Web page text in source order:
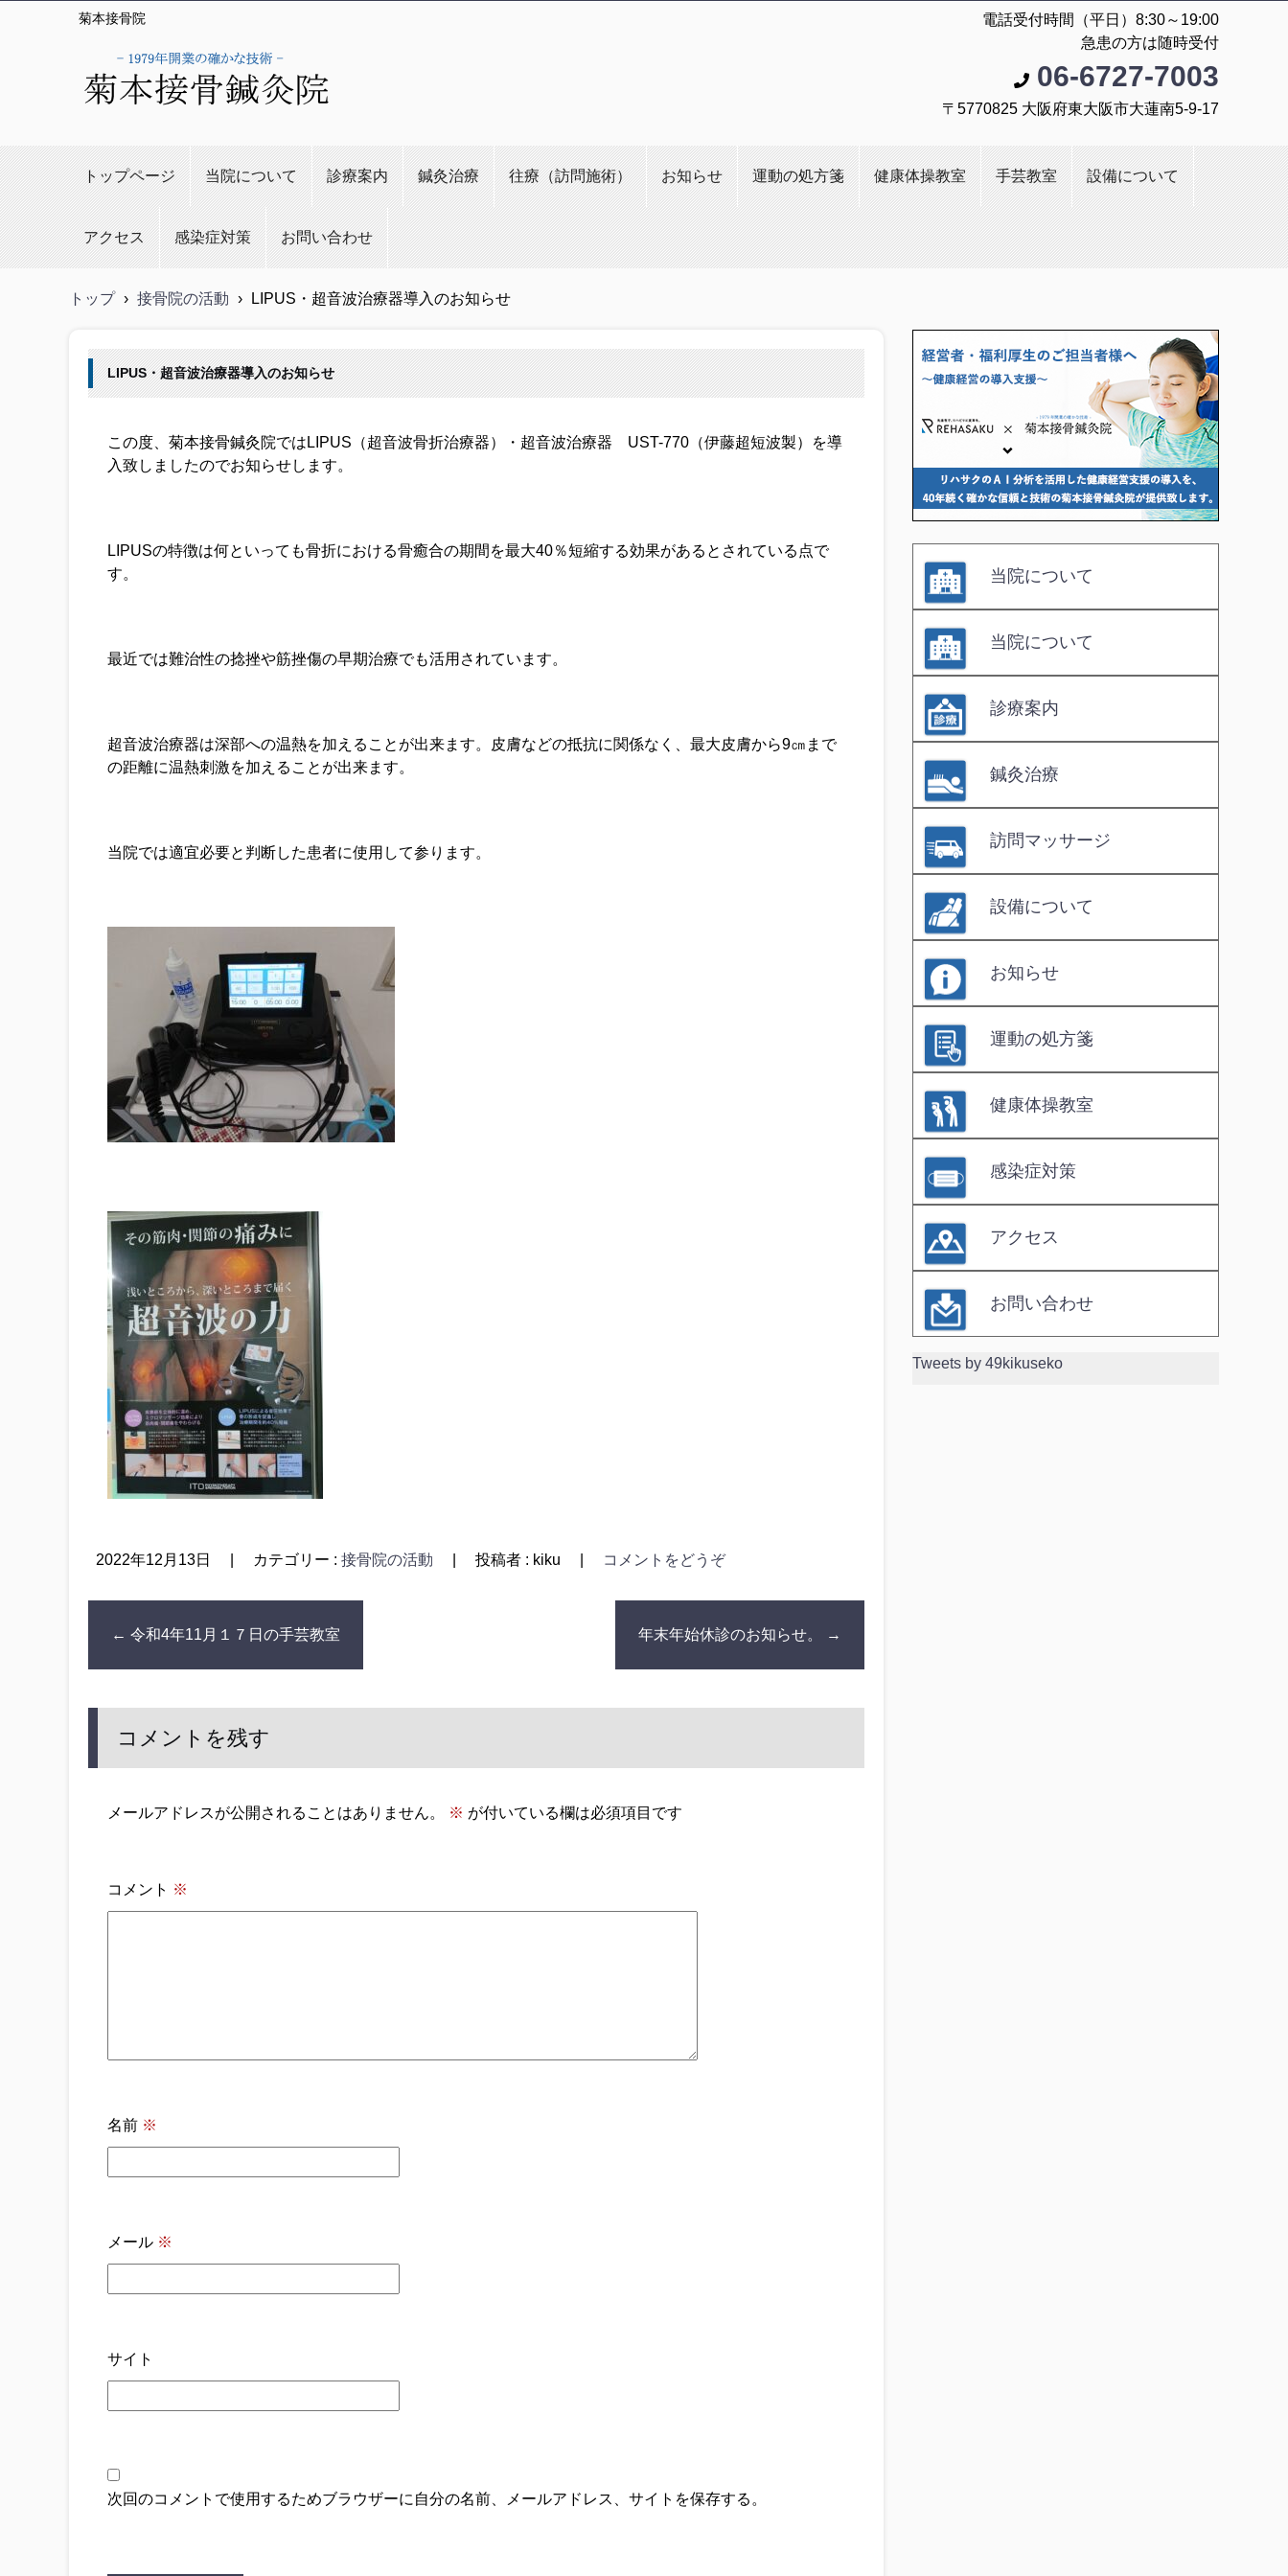
菊本接骨院
電話受付時間（平日）8:30～19:00
急患の方は随時受付
06-6727-7003
〒5770825 大阪府東大阪市大蓮南5-9-17
トップページ 当院について 診療案内 鍼灸治療 往療（訪問施術） お知らせ 運動の処方箋 健康体操教室 手芸教室 設備について
アクセス 感染症対策 お問い合わせ
トップ › 接骨院の活動 › LIPUS・超音波治療器導入のお知らせ
LIPUS・超音波治療器導入のお知らせ
この度、菊本接骨鍼灸院ではLIPUS（超音波骨折治療器）・超音波治療器 UST-770（伊藤超短波製）を導
入致しましたのでお知らせします。
LIPUSの特徴は何といっても骨折における骨癒合の期間を最大40％短縮する効果があるとされている点で
す。
最近では難治性の捻挫や筋挫傷の早期治療でも活用されています。
超音波治療器は深部への温熱を加えることが出来ます。皮膚などの抵抗に関係なく、最大皮膚から9㎝まで
の距離に温熱刺激を加えることが出来ます。
当院では適宜必要と判断した患者に使用して参ります。
2022年12月13日 カテゴリー : 接骨院の活動 投稿者 : kiku コメントをどうぞ
← 令和4年11月１７日の手芸教室 年末年始休診のお知らせ。 →
コメントを残す
メールアドレスが公開されることはありません。 ※ が付いている欄は必須項目です
コメント ※
名前 ※
メール ※
サイト
次回のコメントで使用するためブラウザーに自分の名前、メールアドレス、サイトを保存する。
当院について
当院について
診療案内
鍼灸治療
訪問マッサージ
設備について
お知らせ
運動の処方箋
健康体操教室
感染症対策
アクセス
お問い合わせ
Tweets by 49kikuseko